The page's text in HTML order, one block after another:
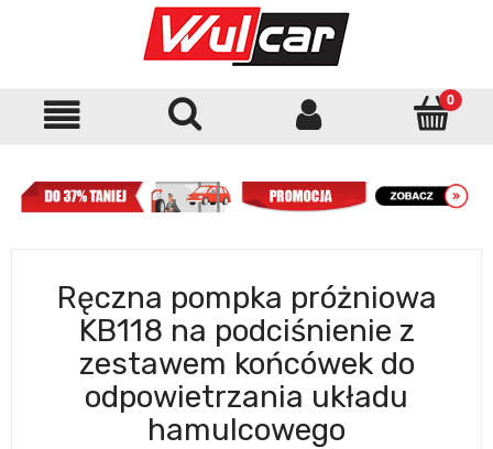
Ręczna pompka próżniowa
KB118 na podciśnienie z
zestawem końcówek do
odpowietrzania układu
hamulcowego